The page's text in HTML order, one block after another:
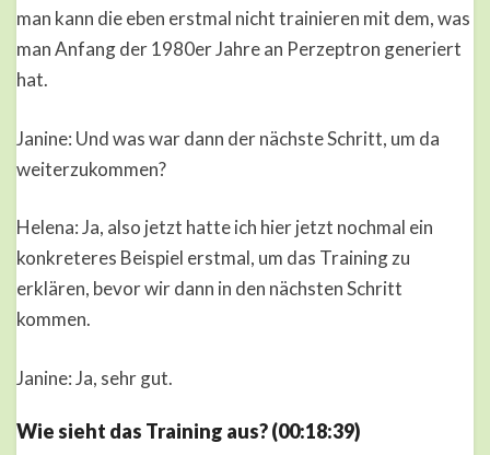
man kann die eben erstmal nicht trainieren mit dem, was
man Anfang der 1980er Jahre an Perzeptron generiert
hat.
Janine: Und was war dann der nächste Schritt, um da
weiterzukommen?
Helena: Ja, also jetzt hatte ich hier jetzt nochmal ein
konkreteres Beispiel erstmal, um das Training zu
erklären, bevor wir dann in den nächsten Schritt
kommen.
Janine: Ja, sehr gut.
Wie sieht das Training aus? (00:18:39)